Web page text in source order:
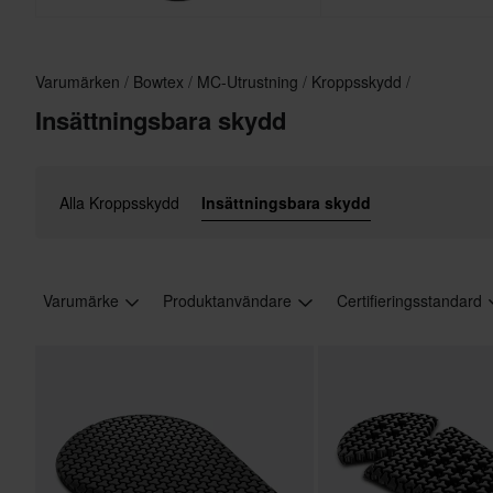
Varumärken Bowtex MC-Utrustning Kroppsskydd
Insättningsbara skydd
Alla Kroppsskydd Insättningsbara skydd
Varumärke Produktanvändare Certifieringsstandard